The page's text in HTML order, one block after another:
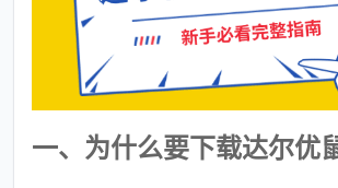
一、为什么要下载达尔优